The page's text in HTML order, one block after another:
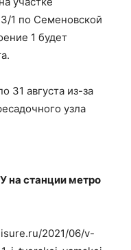
1 по Семеновской
1 будет
31 августа из-за
узла
на станции метро
2021/06/v-